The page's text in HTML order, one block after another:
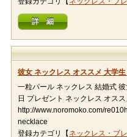
詳 細
彼女 ネックレス オススメ 大学
一粒パール ネックレス 結婚式
日 プレゼント ネックレス オスス
http://www.noromoko.com/
necklace
登録カテゴリ【 ネックレス・ブ